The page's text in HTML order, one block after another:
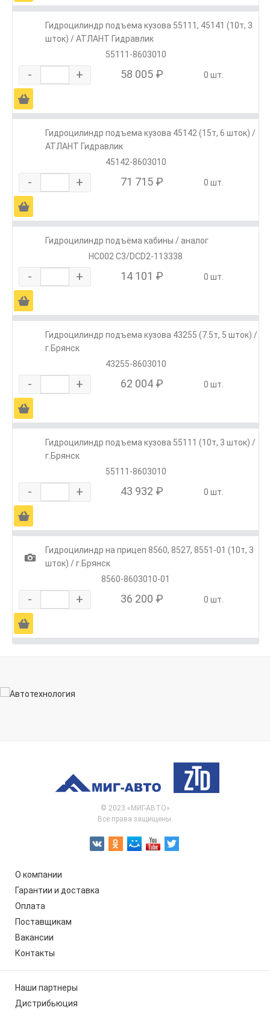
Гидроцилиндр подъема кузова 55111, 45141 (10т, 3
шток) / АТЛАНТ Гидравлик
55111-8603010
- + 58 005 ₽ 0 шт.
Ä
Гидроцилиндр подъема кузова 45142 (15т, 6 шток) /
АТЛАНТ Гидравлик
45142-8603010
- + 71 715 ₽ 0 шт.
Ä
Гидроцилиндр подъёма кабины / аналог
HC002 C3/DCD2-113338
- + 14 101 ₽ 0 шт.
Ä
Гидроцилиндр подъема кузова 43255 (7.5т, 5 шток) /
г.Брянск
43255-8603010
- + 62 004 ₽ 0 шт.
Ä
Гидроцилиндр подъема кузова 55111 (10т, 3 шток) /
г.Брянск
55111-8603010
- + 43 932 ₽ 0 шт.
Ä
1
Гидроцилиндр на прицеп 8560, 8527, 8551-01 (10т, 3
шток) / г.Брянск
8560-8603010-01
- + 36 200 ₽ 0 шт.
Ä
© 2023 «МИГ-АВТО»
Все права защищены.
О компании
Гарантии и доставка
Оплата
Поставщикам
Вакансии
Контакты
Наши партнеры
Дистрибьюция